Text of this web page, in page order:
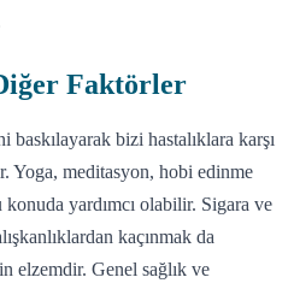
Faktörler
baskılayarak bizi hastalıklara karşı
Yoga, meditasyon, hobi edinme
yardımcı olabilir. Sigara ve
kaçınmak da
elzemdir. Genel sağlık ve